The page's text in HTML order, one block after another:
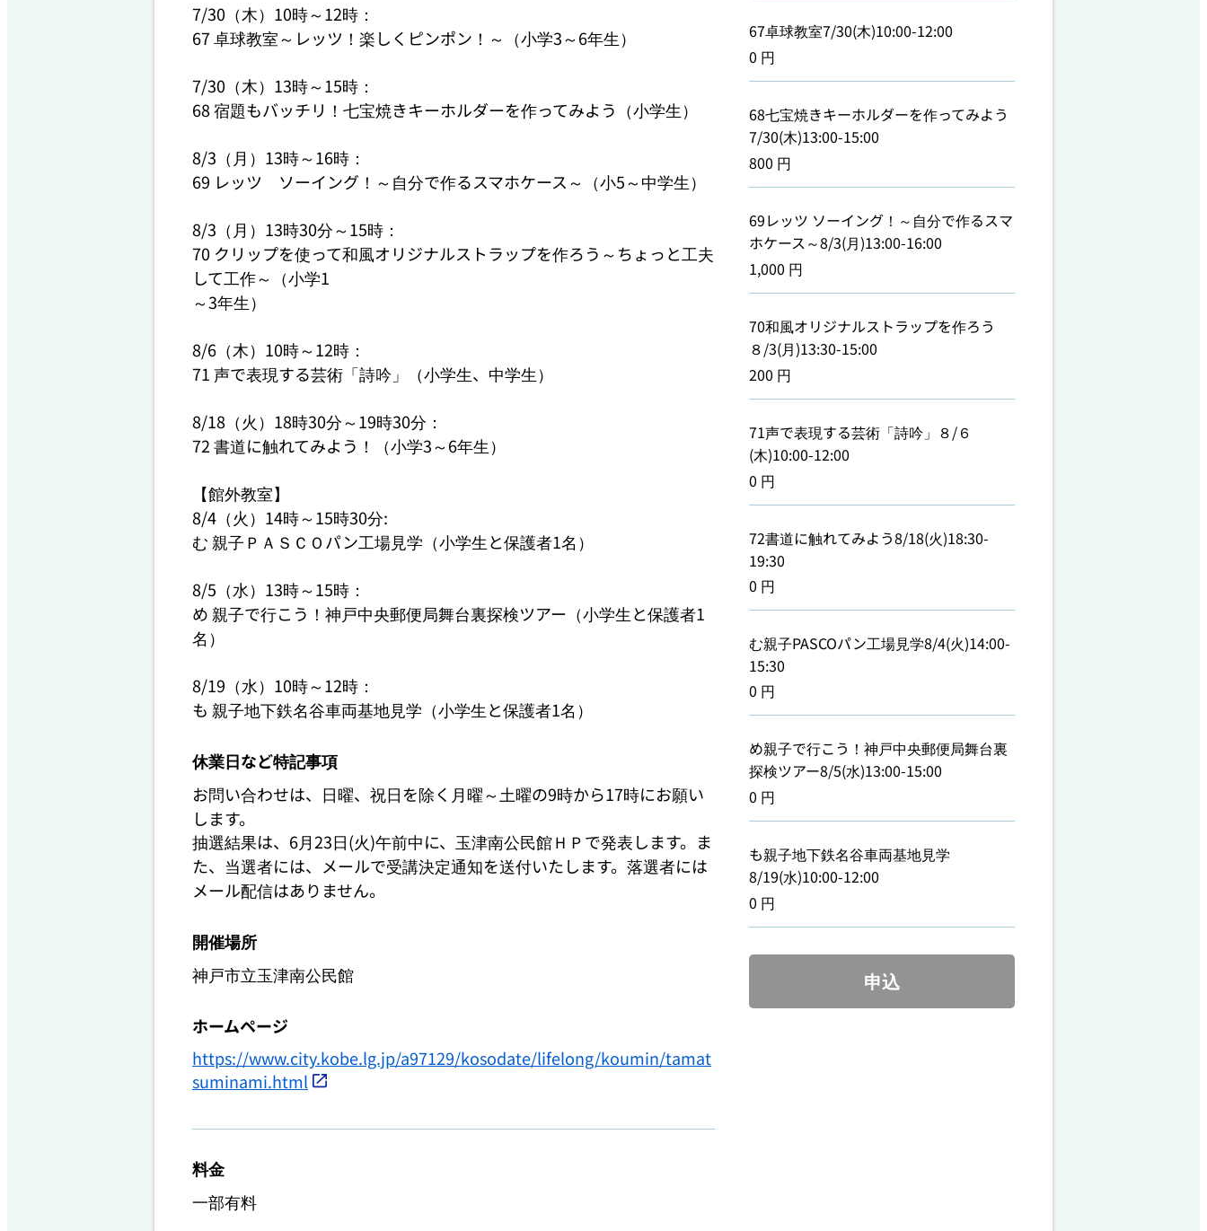
7/30（木）10時～12時：
67 卓球教室～レッツ！楽しくピンポン！～（小学3～6年生）
7/30（木）13時～15時：
68 宿題もバッチリ！七宝焼きキーホルダーを作ってみよう（小学生）
8/3（月）13時～16時：
69 レッツ　ソーイング！～自分で作るスマホケース～（小5～中学生）
8/3（月）13時30分～15時：
70 クリップを使って和風オリジナルストラップを作ろう～ちょっと工夫
して工作～（小学1
～3年生）
8/6（木）10時～12時：
71 声で表現する芸術「詩吟」（小学生、中学生）
8/18（火）18時30分～19時30分：
72 書道に触れてみよう！（小学3～6年生）
【館外教室】
8/4（火）14時～15時30分:
む 親子ＰＡＳＣＯパン工場見学（小学生と保護者1名）
8/5（水）13時～15時：
め 親子で行こう！神戸中央郵便局舞台裏探検ツアー（小学生と保護者1
名）
8/19（水）10時～12時：
も 親子地下鉄名谷車両基地見学（小学生と保護者1名）
休業日など特記事項
お問い合わせは、日曜、祝日を除く月曜～土曜の9時から17時にお願い
します。
抽選結果は、6月23日(火)午前中に、玉津南公民館ＨＰで発表します。ま
た、当選者には、メールで受講決定通知を送付いたします。落選者には
メール配信はありません。
開催場所
神戸市立玉津南公民館
ホームページ
https://www.city.kobe.lg.jp/a97129/kosodate/lifelong/koumin/tamat
suminami.html
料金
一部有料
67卓球教室7/30(木)10:00-12:00
0 円
68七宝焼きキーホルダーを作ってみよう
7/30(木)13:00-15:00
800 円
69レッツ ソーイング！～自分で作るスマ
ホケース～8/3(月)13:00-16:00
1,000 円
70和風オリジナルストラップを作ろう
８/3(月)13:30-15:00
200 円
71声で表現する芸術「詩吟」８/６
(木)10:00-12:00
0 円
72書道に触れてみよう8/18(火)18:30-
19:30
0 円
む親子PASCOパン工場見学8/4(火)14:00-
15:30
0 円
め親子で行こう！神戸中央郵便局舞台裏
探検ツアー8/5(水)13:00-15:00
0 円
も親子地下鉄名谷車両基地見学
8/19(水)10:00-12:00
0 円
申込